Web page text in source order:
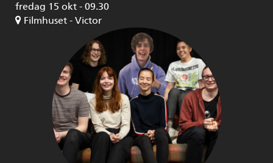
fredag 15 okt - 09.30
Filmhuset - Victor